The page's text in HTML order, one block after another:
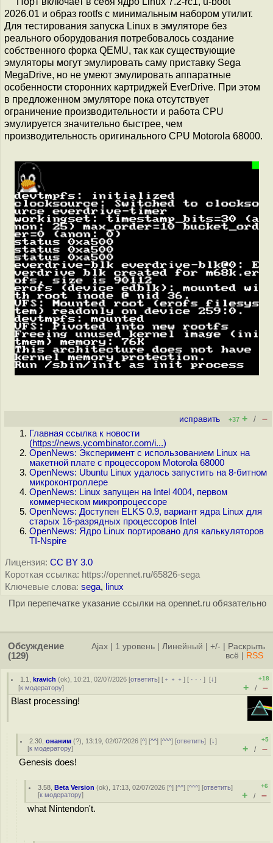
2026.01 и образ rootfs с минимальным набором утилит.
Для тестирования запуска Linux в эмуляторе без
реального оборудования потребовалось создание
собственного форка QEMU, так как существующие
эмуляторы могут эмулировать саму приставку Sega
MegaDrive, но не умеют эмулировать аппаратные
особенности сторонних картриджей EverDrive. При этом
в предложенном эмуляторе пока отсутствует
ограничение производительности и работа CPU
эмулируется значительно быстрее, чем
производительность оригинального CPU Motorola 68000.
исправить +37 + / –
Главная ссылка к новости
(https://news.ycombinator.com/i...)
OpenNews: Эксперимент с использованием Linux на
макетной плате с процессором Motorola 68000
OpenNews: Ubuntu Linux удалось запустить на 8-битном
микроконтроллере
OpenNews: Linux запущен на Intel 4004, первом
коммерческом микропроцессоре
OpenNews: Доступен ELKS 0.9, вариант ядра Linux для
старых 16-разрядных процессоров Intel
OpenNews: Ядро Linux портировано для калькуляторов
TI-Nspire
Лицензия: CC BY 3.0
Короткая ссылка: https://opennet.ru/65826-sega
Ключевые слова: sega, linux
При перепечатке указание ссылки на opennet.ru обязательно
Обсуждение
(129)
Ajax 1 уровень Линейный +/-
Раскрыть
всё
RSS
1.1 ,kravich (ok), 10:21, 02/07/2026 [ответить] [ ﹢﹢﹢] [ · · ·][↓]
[к модератору]
+18
+ / –
Blast processing!
2.30 ,онаним (?), 13:19, 02/07/2026 [^] [^^] [^^^] [ответить][↓]
[к модератору]
+5
+ / –
Genesis does!
3.58 ,Beta Version (ok), 17:13, 02/07/2026 [^] [^^] [^^^] [ответить]
[к модератору]
+6
+ / –
what Nintendon't.